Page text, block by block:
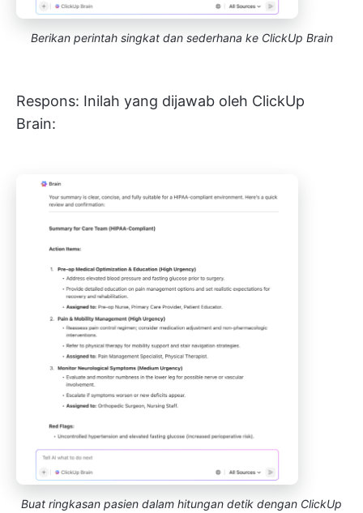
Berikan perintah singkat dan sederhana ke ClickUp Brain
Respons: Inilah yang dijawab oleh ClickUp
Brain:
Buat ringkasan pasien dalam hitungan detik dengan ClickUp